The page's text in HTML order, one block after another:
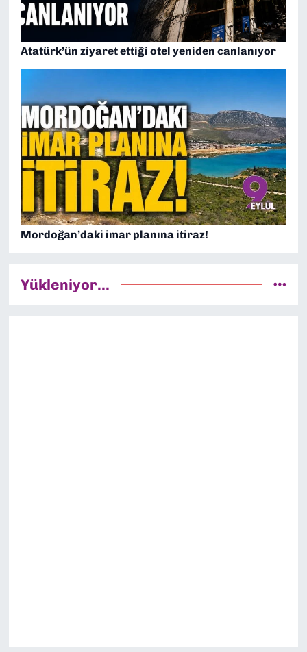
Atatürk’ün ziyaret ettiği otel yeniden canlanıyor
Mordoğan’daki imar planına itiraz!
Yükleniyor...